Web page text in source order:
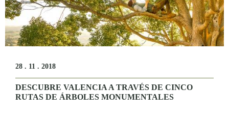
28 . 11 . 2018
DESCUBRE VALENCIA A TRAVÉS DE CINCO
RUTAS DE ÁRBOLES MONUMENTALES